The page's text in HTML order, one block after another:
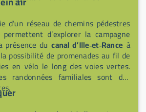
d’un réseau de chemins pédestres
d’explorer la campagne
présence ducanal d’Ille‑et‑Rance à
possibilité de promenades au fil de
en vélo le long des voies vertes.
randonnées familiales sont des